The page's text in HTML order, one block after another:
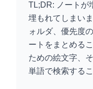
TL;DR: ノートが
埋もれてしまい
ォルダ、優先度
ートをまとめる
ための絵文字、
単語で検索するこ